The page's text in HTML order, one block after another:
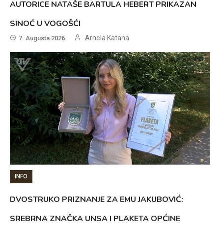
AUTORICE NATAŠE BARTULA HEBERT PRIKAZAN
SINOĆ U VOGOŠĆI
7. Augusta 2026. Arnela Katana
INFO
DVOSTRUKO PRIZNANJE ZA EMU JAKUBOVIĆ:
SREBRNA ZNAČKA UNSA I PLAKETA OPĆINE